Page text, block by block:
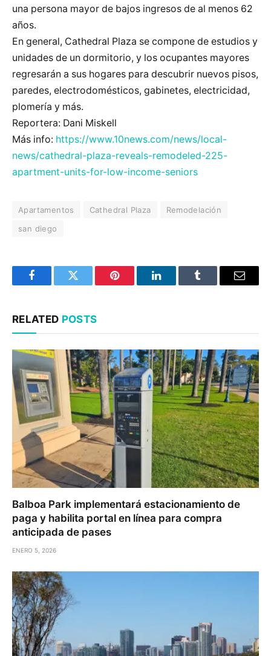
una persona mayor de bajos ingresos de al menos 62
años.
En general, Cathedral Plaza se compone de estudios y
unidades de un dormitorio, y los ocupantes mayores
regresarán a sus hogares para descubrir nuevos pisos,
paredes, electrodomésticos, gabinetes, electricidad,
plomería y más.
Reportera: Dani Miskell
Más info: https://www.10news.com/news/local-
news/cathedral-plaza-reveals-remodeled-225-
apartment-units-for-low-income-seniors
Apartamentos Cathedral Plaza
Remodelación
san diego
FacebookTwitter Pinterest LinkedInTumblr Email
RELATED POSTS
Balboa Park implementará estacionamiento de
paga y habilita portal en línea para compra
anticipada de pases
ENERO 5, 2026